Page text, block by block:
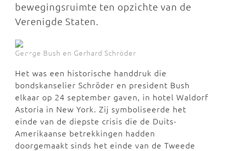
bewegingsruimte ten opzichte van de
Verenigde Staten.
George Bush en Gerhard Schröder
Het was een historische handdruk die
bondskanselier Schröder en president Bush
elkaar op 24 september gaven, in hotel Waldorf
Astoria in New York. Zij symboliseerde het
einde van de diepste crisis die de Duits-
Amerikaanse betrekkingen hadden
doorgemaakt sinds het einde van de Tweede